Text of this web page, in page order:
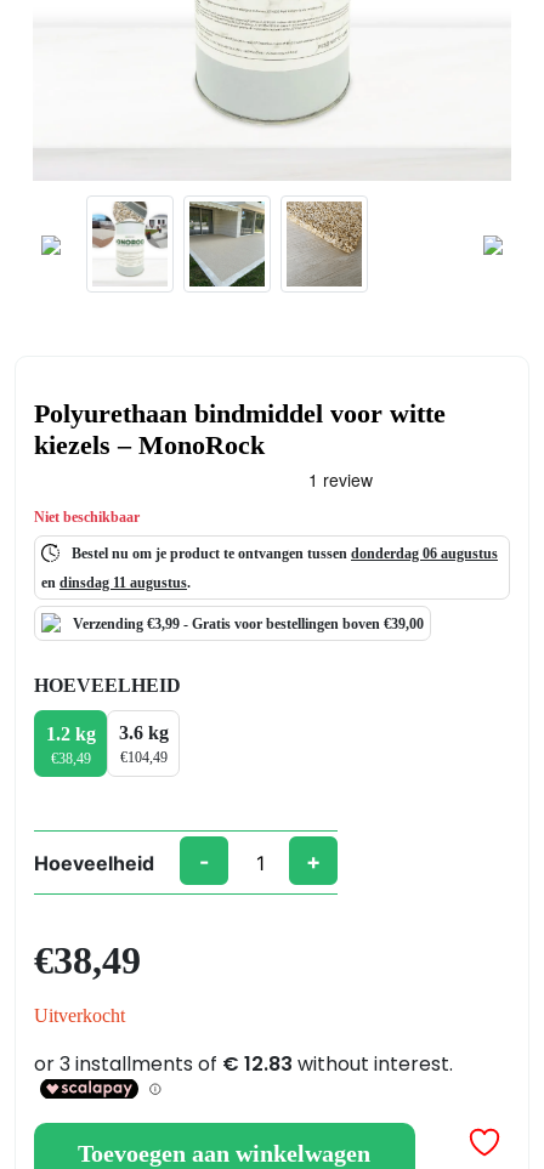
Polyurethaan bindmiddel voor witte
kiezels – MonoRock
Niet beschikbaar
Bestel nu om je product te ontvangen tussen donderdag 06 augustus
en dinsdag 11 augustus.
Verzending €3,99 - Gratis voor bestellingen boven €39,00
HOEVEELHEID
1.2 kg
€38,49
3.6 kg
€104,49
Hoeveelheid
Polyurethaan
witte
–
aantal
- +
€38,49
Uitverkocht
Toevoegen aan winkelwagen